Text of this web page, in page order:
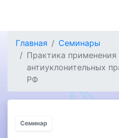
Главная
Семинары
Практика
антиуклонительных
РФ
Семинар